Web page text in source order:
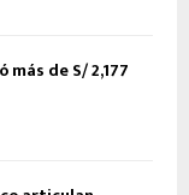
de S/ 2,177